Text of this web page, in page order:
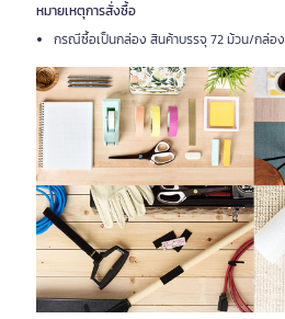
หมายเหตุการสั่งซื้อ
กรณีซื้อเป็นกล่อง สินค้าบรรจุ 72 ม้วน/กล่อง